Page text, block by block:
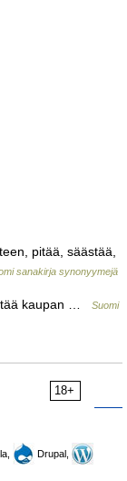
pitää, säästää,
sanakirja synonyymejä
kaupan …
Suomi
18+
Drupal,